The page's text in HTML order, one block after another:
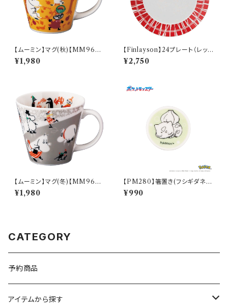
【ムーミン】マグ(秋)【MM960
0】MM9603-11
¥1,980
【Finlayson】24プレート（レッ
ド）【コロナ】
¥2,750
【ムーミン】マグ(冬)【MM960
0】MM9604-11
¥1,980
【PM280】箸置き(フシギダネ)
【Daily Sketch】PM281-402
¥990
CATEGORY
予約商品
アイテムから探す